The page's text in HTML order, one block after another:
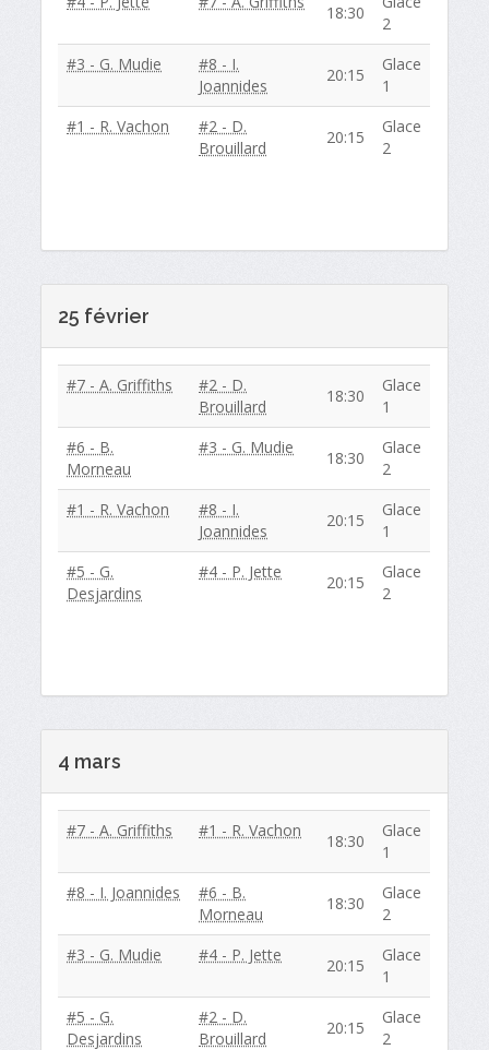
18:30
2
#3 - G. Mudie
#8 - I.
Joannides
20:15
Glace
1
#1 - R. Vachon
#2 - D.
Brouillard
20:15
Glace
2
25 février
#7 - A. Griffiths
#2 - D.
Brouillard
18:30
Glace
1
#6 - B.
Morneau
#3 - G. Mudie
18:30
Glace
2
#1 - R. Vachon
#8 - I.
Joannides
20:15
Glace
1
#5 - G.
Desjardins
#4 - P. Jette
20:15
Glace
2
4 mars
#7 - A. Griffiths #1 - R. Vachon
18:30
Glace
1
#8 - I. Joannides
#6 - B.
Morneau
18:30
Glace
2
#3 - G. Mudie
#4 - P. Jette
20:15
Glace
1
#5 - G.
Desjardins
#2 - D.
Brouillard
20:15
Glace
2